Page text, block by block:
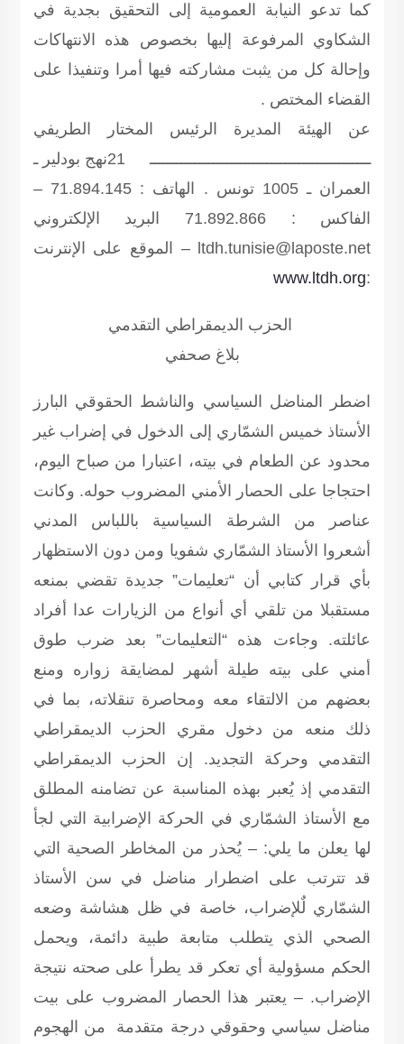
كما تدعو النيابة العمومية إلى التحقيق بجدية في
الشكاوي المرفوعة إليها بخصوص هذه الانتهاكات
وإحالة كل من يثبت مشاركته فيها أمرا وتنفيذا على
القضاء المختص .
عن الهيئة المديرة الرئيس المختار الطريفي
ـــــــــــــــــــــــــــــــــــــــــــــــــ 21نهج بودلير ـ
العمران ـ 1005 تونس . الهاتف : 71.894.145 –
الفاكس : 71.892.866 البريد الإلكتروني
ltdh.tunisie@laposte.net – الموقع على الإنترنت
:
www.ltdh.org
الحزب الديمقراطي التقدمي
بلاغ صحفي
اضطر المناضل السياسي والناشط الحقوقي البارز
الأستاذ خميس الشمّاري إلى الدخول في إضراب غير
محدود عن الطعام في بيته، اعتبارا من صباح اليوم،
احتجاجا على الحصار الأمني المضروب حوله. وكانت
عناصر من الشرطة السياسية باللباس المدني
أشعروا الأستاذ الشمّاري شفويا ومن دون الاستظهار
بأي قرار كتابي أن “تعليمات” جديدة تقضي بمنعه
مستقبلا من تلقي أي أنواع من الزيارات عدا أفراد
عائلته. وجاءت هذه “التعليمات” بعد ضرب طوق
أمني على بيته طيلة أشهر لمضايقة زواره ومنع
بعضهم من الالتقاء معه ومحاصرة تنقلاته، بما في
ذلك منعه من دخول مقري الحزب الديمقراطي
التقدمي وحركة التجديد. إن الحزب الديمقراطي
التقدمي إذ يُعبر بهذه المناسبة عن تضامنه المطلق
مع الأستاذ الشمّاري في الحركة الإضرابية التي لجأ
لها يعلن ما يلي: – يُحذر من المخاطر الصحية التي
قد تترتب على اضطرار مناضل في سن الأستاذ
الشمّاري لٌلإضراب، خاصة في ظل هشاشة وضعه
الصحي الذي يتطلب متابعة طبية دائمة، ويحمل
الحكم مسؤولية أي تعكر قد يطرأ على صحته نتيجة
الإضراب. – يعتبر هذا الحصار المضروب على بيت
مناضل سياسي وحقوقي درجة متقدمة من الهجوم